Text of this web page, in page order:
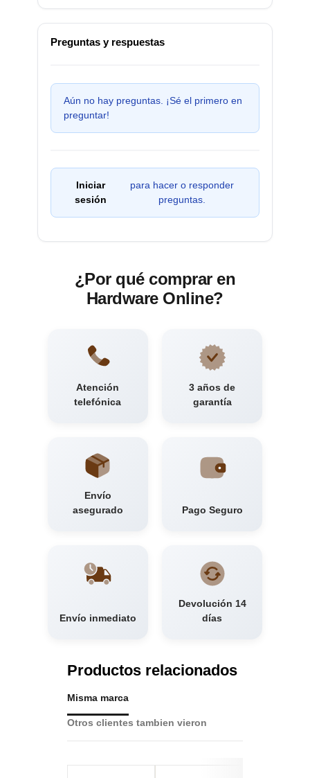
Preguntas y respuestas
Aún no hay preguntas. ¡Sé el primero en
preguntar!
Iniciar
sesión
para hacer o responder
preguntas.
¿Por qué comprar en
Hardware Online?
Atención
telefónica
3 años de
garantía
Envío
asegurado
Pago Seguro
Envío inmediato
Devolución 14
días
Productos relacionados
Misma marca
Otros clientes tambien vieron